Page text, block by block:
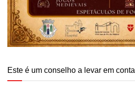
Este é um conselho a levar em conta